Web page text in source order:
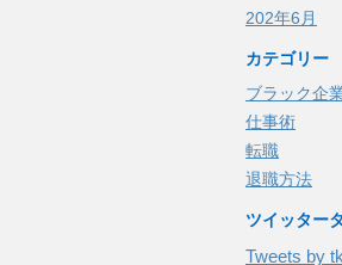
202年6月
カテゴリー
ブラック企
仕事術
転職
退職方法
ツイッター
Tweets by